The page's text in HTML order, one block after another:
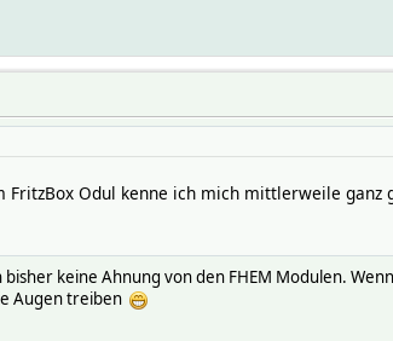
Odul kenne ich mich mittlerweile ganz
keine Ahnung von den FHEM Modulen.
Augen treiben